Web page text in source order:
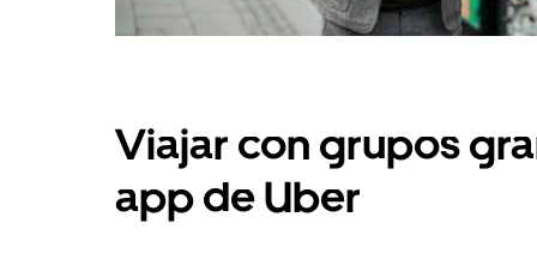
Viajar con grupos
app de Uber